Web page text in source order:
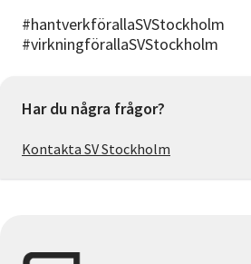
#hantverkförallaSVStockholm
#virkningförallaSVStockholm
Har du några frågor?
Kontakta SV Stockholm